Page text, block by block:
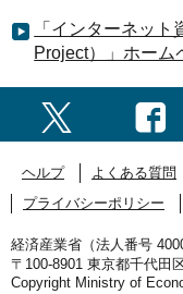
「インターネッ
Project）」ホーム
ヘルプ よくある質問
プライバシーポリシー
経済産業省（法人番号
〒100-8901 東京都千代田
Copyright Ministry of